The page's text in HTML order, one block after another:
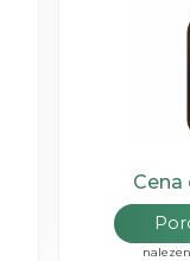
Cena